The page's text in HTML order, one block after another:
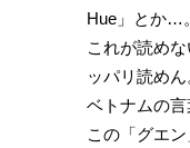
Hue」とか…
これが読め
ッパリ読め
ベトナムの
この「グエ